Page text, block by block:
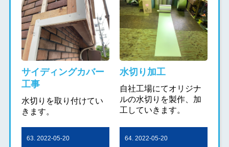
サイディングカバー
工事
水切りを取り付けてい
きます。
水切り加工
自社工場にてオリジナ
ルの水切りを製作、加
工していきます。
63. 2022-05-20 64. 2022-05-20